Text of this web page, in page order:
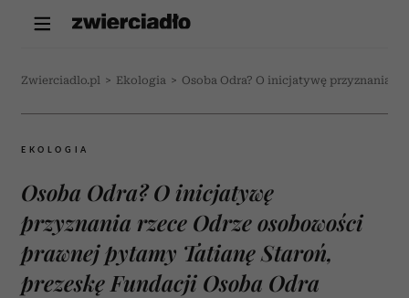
Zwierciadlo.pl > Ekologia > Osoba Odra? O inicjatywę przyznania
EKOLOGIA
Osoba Odra? O inicjatywę
przyznania rzece Odrze osobowości
prawnej pytamy Tatianę Staroń,
prezeskę Fundacji Osoba Odra